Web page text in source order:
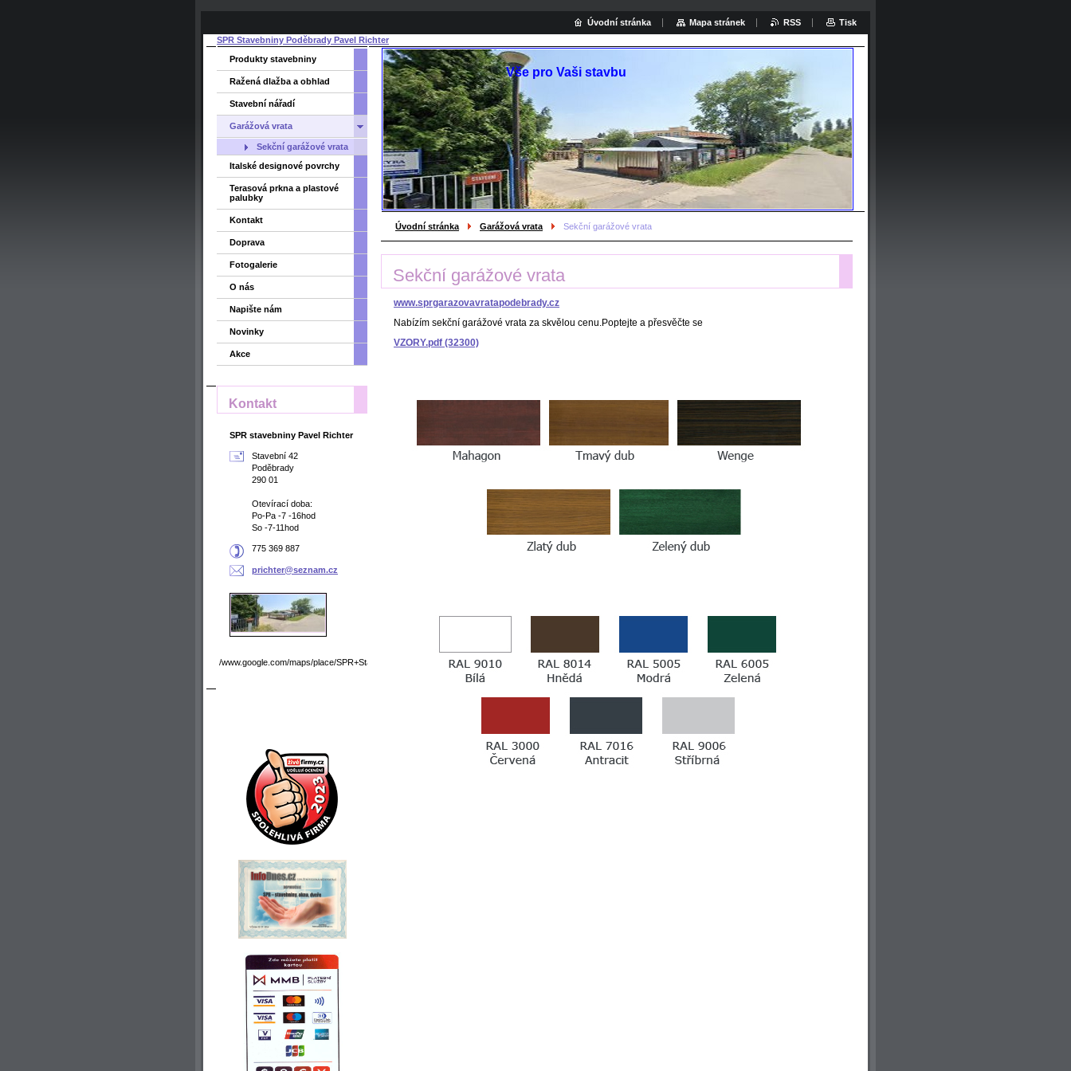
SPR Stavebniny Poděbrady Pavel Richter
Vše pro Vaši stavbu
Úvodní stránka Garážová vrata Sekční garážové vrata
Sekční garážové vrata
www.sprgarazovavratapodebrady.cz
Nabízím sekční garážové vrata za skvělou cenu.Poptejte a přesvěčte se
VZORY.pdf (32300)
Produkty stavebniny
Ražená dlažba a obhlad
Stavební nářadí
Garážová vrata
Sekční garážové vrata
Italské designové povrchy
Terasová prkna a plastové
palubky
Kontakt
Doprava
Fotogalerie
O nás
Napište nám
Novinky
Akce
Kontakt
SPR stavebniny Pavel Richter
Stavební 42
Poděbrady
290 01
Otevírací doba:
Po-Pa -7 -16hod
So -7-11hod
775 369 887
prichter@seznam.cz
/www.google.com/maps/place/SPR+Stavebniny/@50.1551551,15.1169994,14z/
Úvodní stránka Mapa stránek RSS Tisk